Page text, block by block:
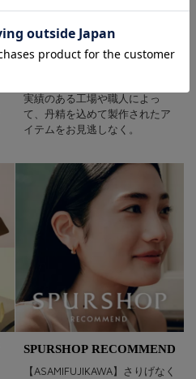
実績のある工場や職人によっ
て、丹精を込めて製作されたア
イテムをお見逃しなく。
SPURSHOP RECOMMEND
【ASAMIFUJIKAWA】さりげなく